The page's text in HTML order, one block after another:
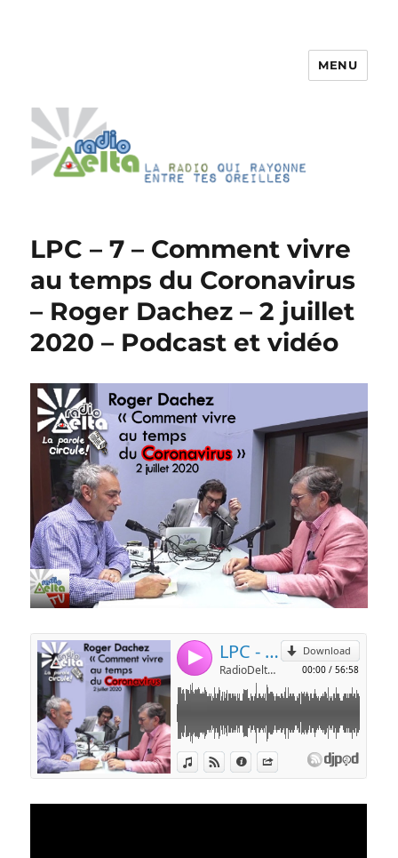
MENU
LPC – 7 – Comment vivre
au temps du Coronavirus
– Roger Dachez – 2 juillet
2020 – Podcast et vidéo